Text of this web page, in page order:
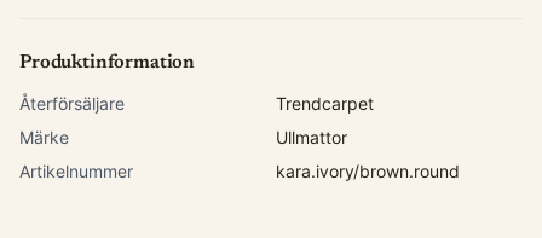
Produktinformation
Återförsäljare
Trendcarpet
Märke
Ullmattor
Artikelnummer
kara.ivory/brown.round